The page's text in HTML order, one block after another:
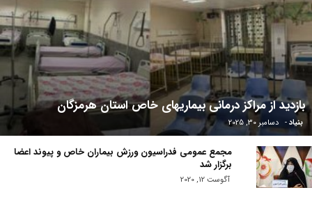
بازدید از مراکز درمانی بیماریهای خاص استان هرمزگان
بنیاد- دسامبر 30, 2025
مجمع عمومی فدراسیون ورزش بیماران خاص و پیوند اعضا
برگزار شد
آگوست 12, 2020